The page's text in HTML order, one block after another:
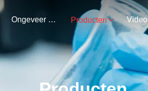
Ongeveer Ons Producten Video